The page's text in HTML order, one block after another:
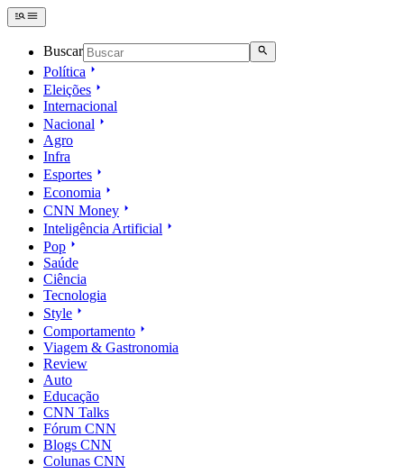
Buscar
Política
Eleições
Internacional
Nacional
Agro
Infra
Esportes
Economia
CNN Money
Inteligência Artificial
Pop
Saúde
Ciência
Tecnologia
Style
Comportamento
Viagem & Gastronomia
Review
Auto
Educação
CNN Talks
Fórum CNN
Blogs CNN
Colunas CNN